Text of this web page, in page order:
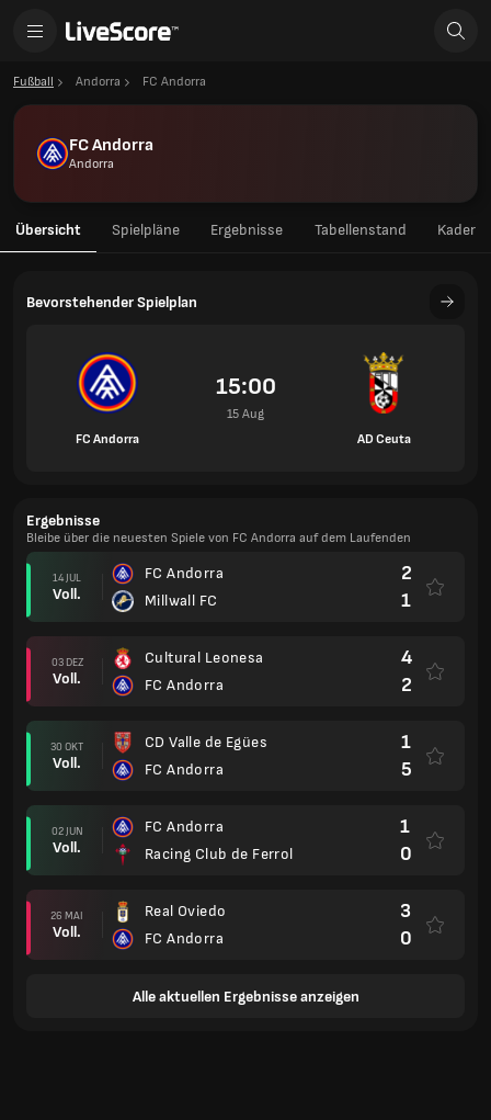
Fußball Andorra FC Andorra
FC Andorra
Andorra
Übersicht Spielpläne Ergebnisse Tabellenstand Kader
Bevorstehender Spielplan
FC Andorra
15:00
15 Aug
AD Ceuta
Ergebnisse
Bleibe über die neuesten Spiele von FC Andorra auf dem Laufenden
14 JUL
Voll.
FC Andorra
Millwall FC
2
1
03 DEZ
Voll.
Cultural Leonesa
FC Andorra
4
2
30 OKT
Voll.
CD Valle de Egües
FC Andorra
1
5
02 JUN
Voll.
FC Andorra
Racing Club de Ferrol
1
0
26 MAI
Voll.
Real Oviedo
FC Andorra
3
0
Alle aktuellen Ergebnisse anzeigen